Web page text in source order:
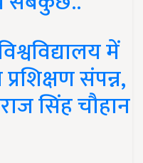
में
संपन्न,
सिंह चौहान